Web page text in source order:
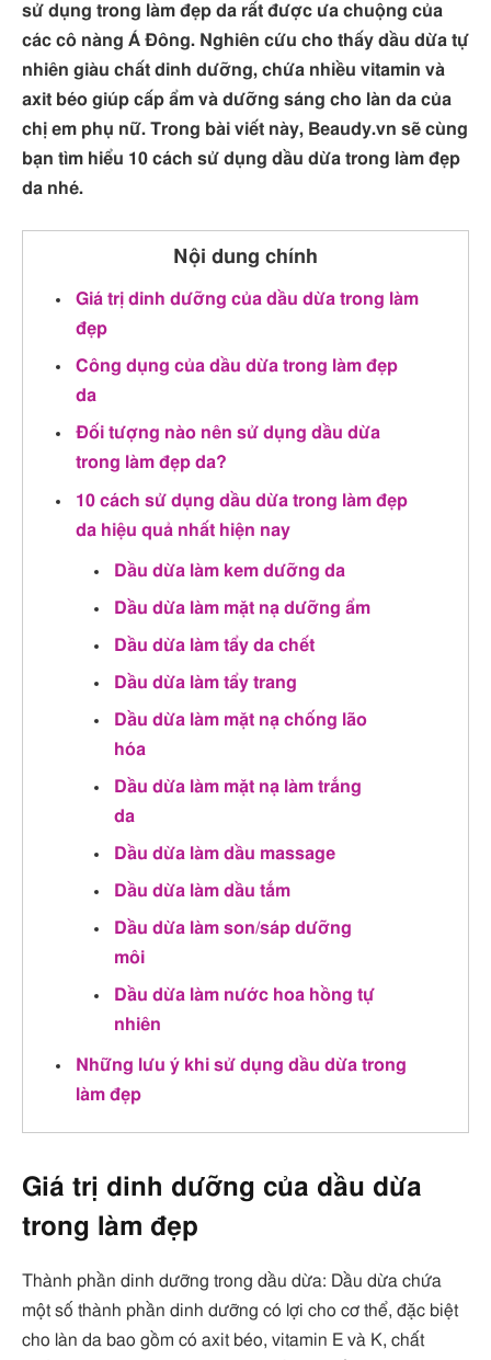
sử dụng trong làm đẹp da rất được ưa chuộng của
các cô nàng Á Đông. Nghiên cứu cho thấy dầu dừa tự
nhiên giàu chất dinh dưỡng, chứa nhiều vitamin và
axit béo giúp cấp ẩm và dưỡng sáng cho làn da của
chị em phụ nữ. Trong bài viết này, Beaudy.vn sẽ cùng
bạn tìm hiểu 10 cách sử dụng dầu dừa trong làm đẹp
da nhé.
Nội dung chính
Giá trị dinh dưỡng của dầu dừa trong làm
đẹp
Công dụng của dầu dừa trong làm đẹp
da
Đối tượng nào nên sử dụng dầu dừa
trong làm đẹp da?
10 cách sử dụng dầu dừa trong làm đẹp
da hiệu quả nhất hiện nay
Dầu dừa làm kem dưỡng da
Dầu dừa làm mặt nạ dưỡng ẩm
Dầu dừa làm tẩy da chết
Dầu dừa làm tẩy trang
Dầu dừa làm mặt nạ chống lão
hóa
Dầu dừa làm mặt nạ làm trắng
da
Dầu dừa làm dầu massage
Dầu dừa làm dầu tắm
Dầu dừa làm son/sáp dưỡng
môi
Dầu dừa làm nước hoa hồng tự
nhiên
Những lưu ý khi sử dụng dầu dừa trong
làm đẹp
Giá trị dinh dưỡng của dầu dừa
trong làm đẹp
Thành phần dinh dưỡng trong dầu dừa: Dầu dừa chứa
một số thành phần dinh dưỡng có lợi cho cơ thể, đặc biệt
cho làn da bao gồm có axit béo, vitamin E và K, chất